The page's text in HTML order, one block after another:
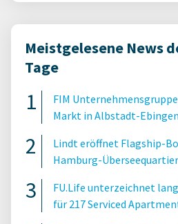
Meistgelesene News
Tage
FIM
Markt in Albstadt-Ebingen
Lindt eröffnet Flagship-
Hamburg-Überseequartier
FU.Life unterzeichnet
für 217 Serviced